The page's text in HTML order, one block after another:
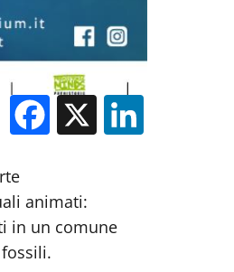
Facebook
X
animati:
in un comune